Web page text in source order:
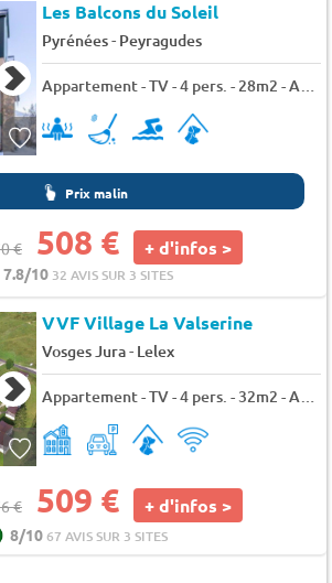
Les Balcons du Soleil
Pyrénées- Peyragudes
Prix malin
€ 508 € + d'infos >
7.8/10 32 AVIS SUR 3 SITES
VVF Village La Valserine
Vosges Jura- Lelex
Appartement - TV - 4 pers. - 32m2 - Animaux admis
€ 509 € + d'infos >
8/1067 AVIS SUR 3 SITES